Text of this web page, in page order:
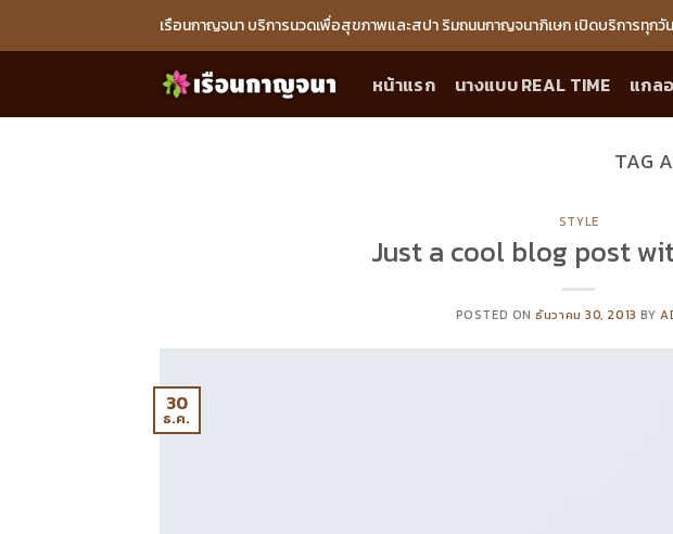
เรือนกาญจนา บริการนวดเพื่อสุขภาพและสปา ริมถนนกาญจนาภิเษก เปิดบริการทุ
หน้าแรก นางแบบ REAL TIME แกล
TAG
STYLE
Just a cool blog post
POSTED ONธันวาคม 30, 2013 BY
30
ธ.ค.